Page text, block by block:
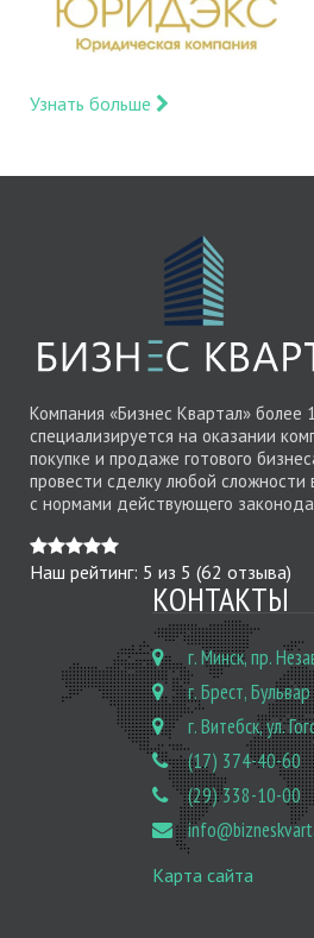
Узнать больше
Компания «Бизнес Квартал» более
специализируется на оказании
покупке и продаже готового
провести сделку любой сложности
с нормами действующего
Наш рейтинг: 5 из 5 (62 отзыва)
КОНТАКТЫ
г. Минск, пр.
г. Брест,
г. Витебск, ул.
(17) 374-40-60
(29) 338-10-00
Карта сайта